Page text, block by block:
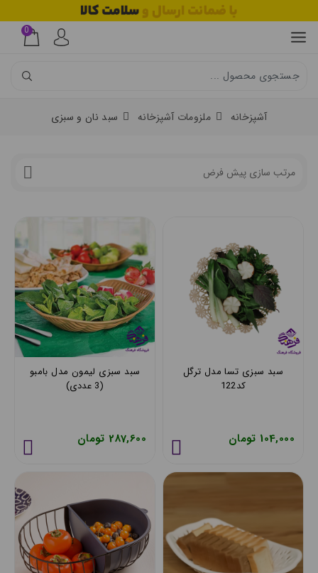
0
آشپزخانه ملزومات آشپزخانه سبد نان و سبزی
سبد سبزی تسا مدل ترگل
کد122
104,000 تومان
سبد سبزی لیمون مدل بامبو
(3 عددی)
287,600 تومان